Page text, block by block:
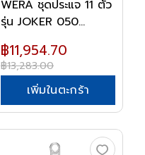
WERA ชุดประแจ 11 ตัว
รุ่น JOKER 050...
฿11,954.70
฿13,283.00
เพิ่มในตะกร้า